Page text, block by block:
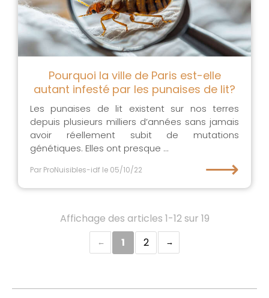
Pourquoi la ville de Paris est-elle
autant infesté par les punaises de lit?
Les punaises de lit existent sur nos terres
depuis plusieurs milliers d’années sans jamais
avoir réellement subit de mutations
génétiques. Elles ont presque ...
Par ProNuisibles-idf le 05/10/22 ⟶
Affichage des articles 1-12 sur 19
1
2